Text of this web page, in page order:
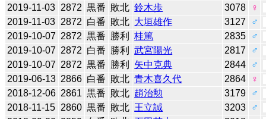
2019-11-03 2872 黒番 敗北 鈴木歩 3078
♀
2019-11-03 2872 白番 敗北 大垣雄作 3127
♂
2019-10-07 2872 黒番 勝利 桂篤 2835
♂
2019-10-07 2872 白番 勝利 武宮陽光 2817
♂
2019-10-07 2872 黒番 勝利 矢中克典 2844
♂
2019-06-13 2866 白番 敗北 青木喜久代 2864
♀
2018-12-06 2861 黒番 敗北 趙治勲 3179
♂
2018-11-15 2860 黒番 敗北 王立誠 3203
♂